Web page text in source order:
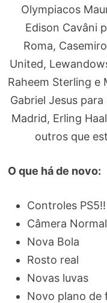
Olympiacos
Edison Cavâni
Roma,
United,
Raheem Sterling e
Gabriel Jesus
Madrid, ​​Erling
outros que
O que há de novo:
Controles PS5!!
Câmera
Nova Bola
Rosto real
Novas luvas
Novo plano de